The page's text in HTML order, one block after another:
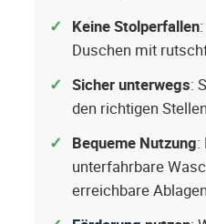
Keine Stolperfallen
Duschen mit
Sicher unterwegs:
den richtigen
Bequeme Nutzung:
unterfahrbare
erreichbare Ablagen